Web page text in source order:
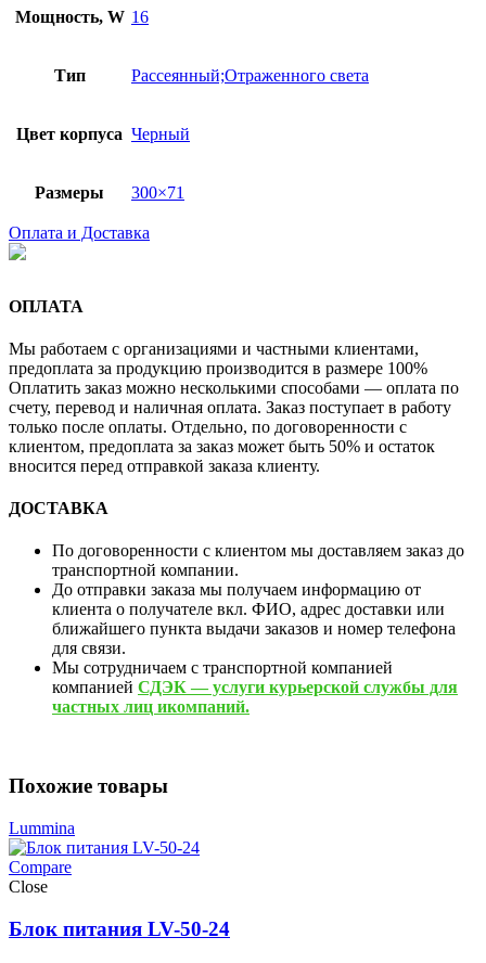
Мощность, W 16
Тип Рассеянный;Отраженного света
Цвет корпуса Черный
Размеры 300×71
Оплата и Доставка
ОПЛАТА
Мы работаем с организациями и частными клиентами,
предоплата за продукцию производится в размере 100%
Оплатить заказ можно несколькими способами — оплата по
счету, перевод и наличная оплата. Заказ поступает в работу
только после оплаты. Отдельно, по договоренности с
клиентом, предоплата за заказ может быть 50% и остаток
вносится перед отправкой заказа клиенту.
ДОСТАВКА
По договоренности с клиентом мы доставляем заказ до
транспортной компании.
До отправки заказа мы получаем информацию от
клиента о получателе вкл. ФИО, адрес доставки или
ближайшего пункта выдачи заказов и номер телефона
для связи.
Мы сотрудничаем с транспортной компанией
компанией СДЭК — услуги курьерской службы для
частных лиц икомпаний.
Похожие товары
Lummina
Compare
Close
Блок питания LV-50-24